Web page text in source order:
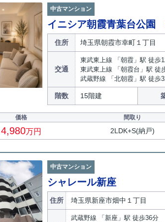
中古マンション
イニシア朝霞青葉台公園
住所 埼玉県朝霞市幸町１丁目
交通
東武東上線 「朝霞」駅 徒歩
東武東上線 「朝霞台」駅 徒
武蔵野線 「北朝霞」駅 徒歩
階数 15階建
価格 間取り
4,980万円 2LDK+S(納戸)
中古マンション
シャレール新座
住所 埼玉県新座市畑中１丁目
武蔵野線 「新座」駅 徒歩36分